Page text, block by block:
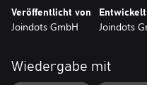
Veröffentlicht von
Joindots GmbH Joindots
Wiedergabe mit